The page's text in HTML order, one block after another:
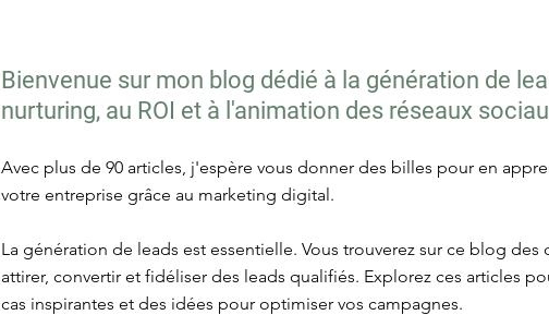
Bienvenue sur mon blog dédié à la génération de
nurturing, au ROI et à l'animation des réseaux
Avec plus de 90 articles, j'espère vous donner des billes pour en
votre entreprise grâce au marketing digital.
La génération de leads est essentielle. Vous trouverez sur ce blog
attirer, convertir et fidéliser des leads qualifiés. Explorez ces articles
cas inspirantes et des idées pour optimiser vos campagnes.